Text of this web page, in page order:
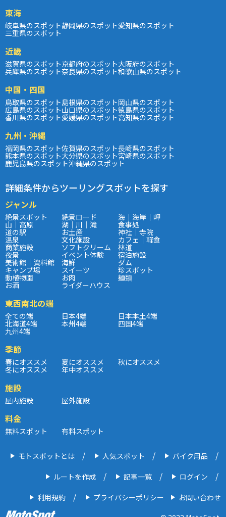
東海
岐阜県のスポット静岡県のスポット愛知県のスポット
三重県のスポット
近畿
滋賀県のスポット京都府のスポット大阪府のスポット
兵庫県のスポット奈良県のスポット和歌山県のスポット
中国・四国
鳥取県のスポット島根県のスポット岡山県のスポット
広島県のスポット山口県のスポット徳島県のスポット
香川県のスポット愛媛県のスポット高知県のスポット
九州・沖縄
福岡県のスポット佐賀県のスポット長崎県のスポット
熊本県のスポット大分県のスポット宮崎県のスポット
鹿児島県のスポット沖縄県のスポット
詳細条件からツーリングスポットを探す
ジャンル
絶景スポット 絶景ロード 海｜海岸｜岬
山｜高原 湖｜川｜滝 食事処
道の駅 お土産 神社｜寺院
温泉 文化施設 カフェ｜軽食
商業施設 ソフトクリーム 林道
夜景 イベント体験 宿泊施設
美術館｜資料館 海鮮 ダム
キャンプ場 スイーツ 珍スポット
動植物園 お肉 麺類
お酒 ライダーハウス
東西南北の端
全ての端 日本4端 日本本土4端
北海道4端 本州4端 四国4端
九州4端
季節
春にオススメ 夏にオススメ 秋にオススメ
冬にオススメ 年中オススメ
施設
屋内施設 屋外施設
料金
無料スポット 有料スポット
モトスポットとは 人気スポット バイク用品
ルートを作成 記事一覧 ログイン
利用規約 プライバシーポリシー
お問い合わせ